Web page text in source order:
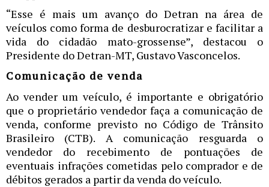
“Esse é mais um avanço do Detran na área de
veículos como forma de desburocratizar e facilitar a
vida do cidadão mato-grossense”, destacou o
Presidente do Detran-MT, Gustavo Vasconcelos.
Comunicação de venda
Ao vender um veículo, é importante e obrigatório
que o proprietário vendedor faça a comunicação de
venda, conforme previsto no Código de Trânsito
Brasileiro (CTB). A comunicação resguarda o
vendedor do recebimento de pontuações de
eventuais infrações cometidas pelo comprador e de
débitos gerados a partir da venda do veículo.